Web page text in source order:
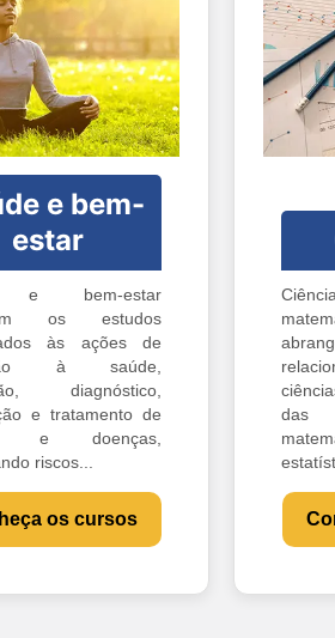
e bem-
estar
e bem-estar
os estudos
às ações de
à saúde,
diagnóstico,
e tratamento de
e doenças,
riscos...
os cursos
das